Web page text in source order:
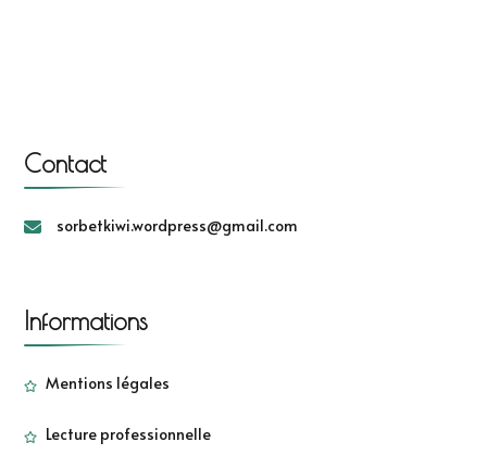
Contact
sorbetkiwi.wordpress@gmail.com
Informations
Mentions légales
Lecture professionnelle